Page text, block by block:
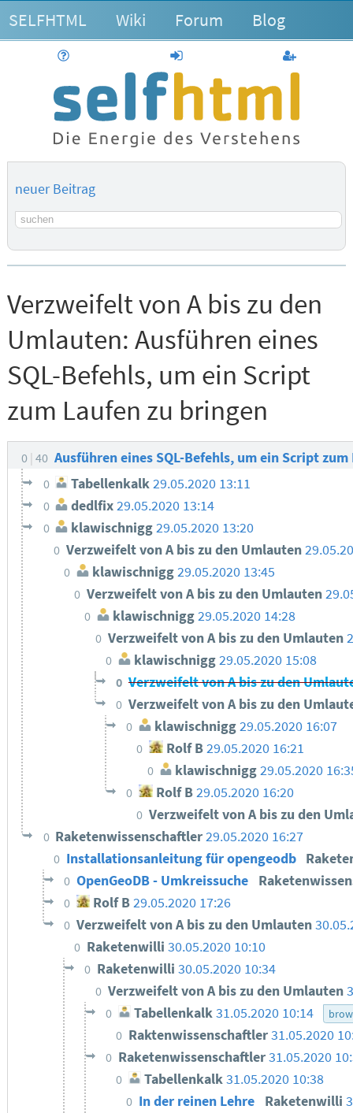
SELFHTML Wiki Forum Blog
anmelden
neuer Beitrag
Suchbegriff
Verzweifelt von A bis zu den
Umlauten: Ausführen eines
SQL-Befehls, um ein Script
zum Laufen zu bringen
0 40 Ausführen eines SQL-Befehls, um ein Script
0 Tabellenkalk29.05.2020 13:11
0 dedlfix29.05.2020 13:14
0 klawischnigg29.05.2020 13:20
0 Verzweifelt von A bis zu den Umlauten
0 klawischnigg29.05.2020 13:45
0 Verzweifelt von A bis zu den Umlauten
0 klawischnigg29.05.2020 14:28
0 Verzweifelt von A bis zu den Umlauten
0 klawischnigg 29.05.2020 15:08
0 Verzweifelt von A bis zu den
0 Verzweifelt von A bis zu den
0 klawischnigg29.05.2020 16:07
0 Rolf B29.05.2020 16:21
0 klawischnigg29.05.2020
0 Rolf B29.05.2020 16:20
0 Verzweifelt von A bis zu den
0 Raketenwissenschaftler29.05.2020 16:27
0 Installationsanleitung für opengeodb
0 OpenGeoDB - Umkreissuche
0 Rolf B 29.05.2020 17:26
0 Verzweifelt von A bis zu den Umlauten
0 Raketenwilli30.05.2020 10:10
0 Raketenwilli30.05.2020 10:34
0 Verzweifelt von A bis zu den Umlauten
0 Tabellenkalk 31.05.2020 10:14
0 Raktenwissenschaftler31.05.2020
0 Raketenwissenschaftler31.05.2020
0 Tabellenkalk31.05.2020 10:38
0 In der reinen Lehre Raketenwilli